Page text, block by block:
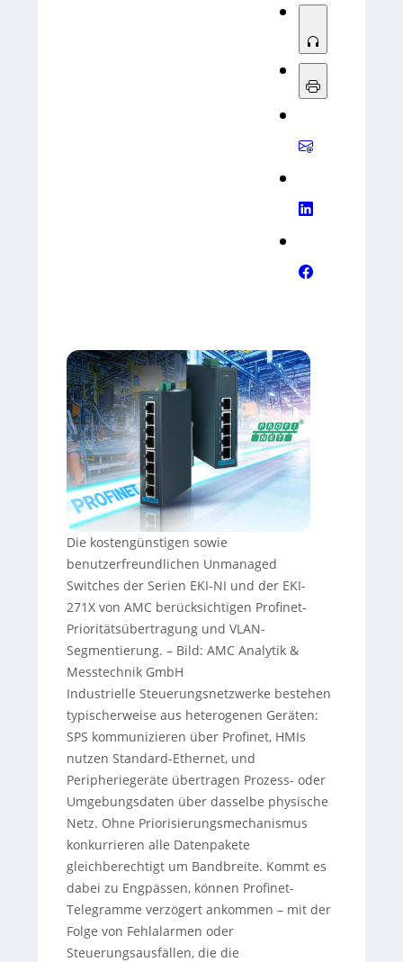
Die kostengünstigen sowie
benutzerfreundlichen Unmanaged
Switches der Serien EKI-NI und der EKI-
271X von AMC berücksichtigen Profinet-
Prioritätsübertragung und VLAN-
Segmentierung. – Bild: AMC Analytik &
Messtechnik GmbH
Industrielle Steuerungsnetzwerke bestehen
typischerweise aus heterogenen Geräten:
SPS kommunizieren über Profinet, HMIs
nutzen Standard-Ethernet, und
Peripheriegeräte übertragen Prozess- oder
Umgebungsdaten über dasselbe physische
Netz. Ohne Priorisierungsmechanismus
konkurrieren alle Datenpakete
gleichberechtigt um Bandbreite. Kommt es
dabei zu Engpässen, können Profinet-
Telegramme verzögert ankommen – mit der
Folge von Fehlalarmen oder
Steuerungsausfällen, die die